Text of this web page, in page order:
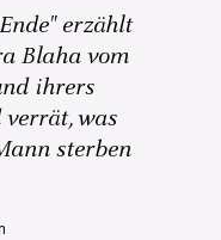
erzählt
Blaha vom
ihrers
was
sterben